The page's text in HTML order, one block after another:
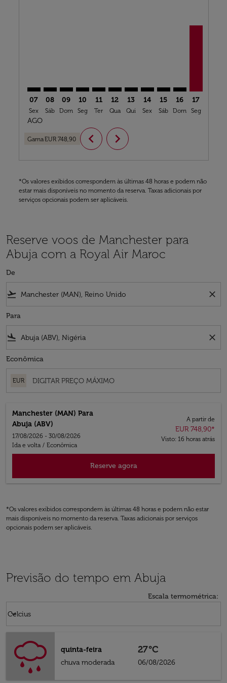
07
Sex
AGO
08
Sáb
09
Dom
10
Seg
11
Ter
12
Qua
13
Qui
14
Sex
15
Sáb
16
Dom
17
Seg
GamaEUR 748,90 chevron_left chevron_right
*Os valores exibidos correspondem às últimas 48 horas e podem não
estar mais disponíveis no momento da reserva. Taxas adicionais por
serviços opcionais podem ser aplicáveis.
Reserve voos de Manchester para
Abuja com a Royal Air Maroc
De
flight_takeoff close
Para
flight_land close
Econômica
EUR
Manchester (MAN) Para
Abuja (ABV)
17/08/2026 - 30/08/2026
Ida e volta / Econômica
A partir de
EUR 748,90*
Visto: 16 horas atrás
Reserve agora
*Os valores exibidos correspondem às últimas 48 horas e podem não estar
mais disponíveis no momento da reserva. Taxas adicionais por serviços
opcionais podem ser aplicáveis.
Previsão do tempo em Abuja
Escala termométrica:
Celcius
keyboard_arrow_down
quinta-feira
chuva moderada
27°C
06/08/2026